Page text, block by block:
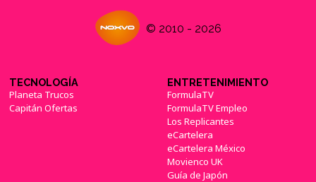
© 2010 - 2026
TECNOLOGÍA
Planeta Trucos
Capitán Ofertas
ENTRETENIMIENTO
FormulaTV
FormulaTV Empleo
Los Replicantes
eCartelera
eCartelera México
Movienco UK
Guía de Japón